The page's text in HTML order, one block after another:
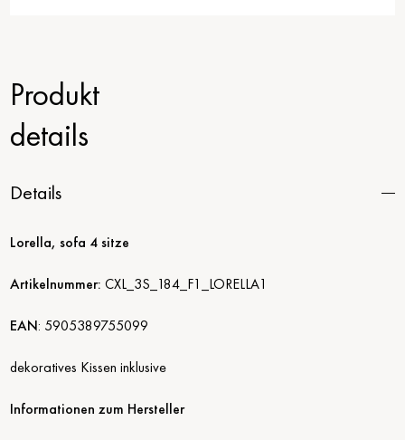
Produkt
details
Details
Lorella, sofa 4 sitze
Artikelnummer: CXL_3S_184_F1_LORELLA1
EAN: 5905389755099
dekoratives Kissen inklusive
Informationen zum Hersteller